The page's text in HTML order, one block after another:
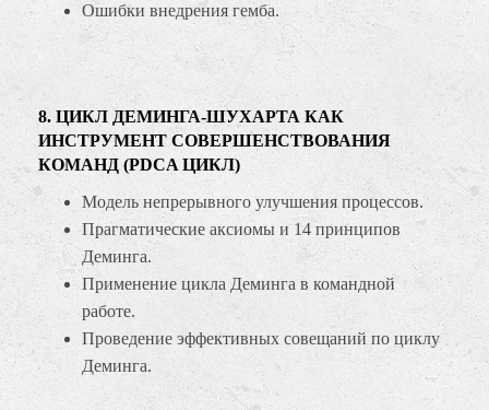
Ошибки внедрения гемба.
8. ЦИКЛ ДЕМИНГА-ШУХАРТА КАК
ИНСТРУМЕНТ СОВЕРШЕНСТВОВАНИЯ
КОМАНД (PDCA ЦИКЛ)
Модель непрерывного улучшения процессов.
Прагматические аксиомы и 14 принципов
Деминга.
Применение цикла Деминга в командной
работе.
Проведение эффективных совещаний по циклу
Деминга.